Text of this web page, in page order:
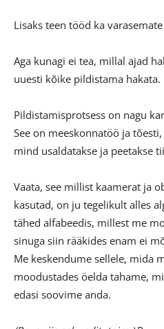
Lisaks teen tööd ka
Aga kunagi ei tea, millal ajad
uuesti kõike pildistama hakata.
Pildistamisprotsess on nagu
See on meeskonnatöö ja
mind usaldatakse ja peetakse
Vaata, see millist kaamerat ja
kasutad, on ju tegelikult alles
tähed alfabeedis, millest me
sinuga siin rääkides enam ei
Me keskendume sellele, mida
moodustades öelda tahame,
edasi soovime anda.